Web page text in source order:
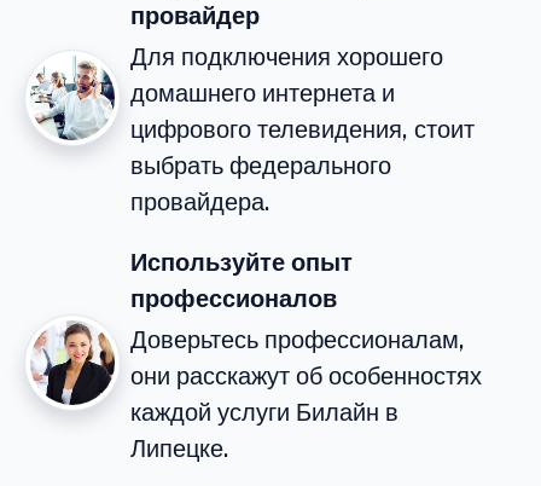
провайдер
Для подключения хорошего
домашнего интернета и
цифрового телевидения, стоит
выбрать федерального
провайдера.
Используйте опыт
профессионалов
Доверьтесь профессионалам,
они расскажут об особенностях
каждой услуги Билайн в
Липецке.